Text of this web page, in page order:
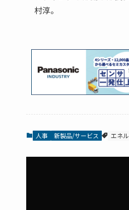
村淳。
人事 新製品/サービス エネ